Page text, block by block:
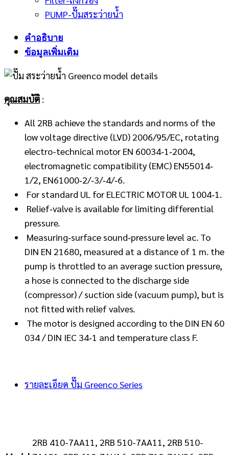
PUMP-ปั๊มสระว่ายน้ำ
คำอธิบาย
ข้อมูลเพิ่มเติม
คุณสมบัติ :
All 2RB achieve the standards and norms of the
low voltage directive (LVD) 2006/95/EC, rotating
electro-technical motor EN 60034‐1‐2004,
electromagnetic compatibility (EMC) EN55014‐
1/2, EN61000‐2/‐3/‐4/‐6.
For standard UL for ELECTRIC MOTOR UL 1004‐1.
Relief‐valve is available for limiting differential
pressure.
Measuring‐surface sound‐pressure level ac. To
DIN EN 21680, measured at a distance of 1 m. the
pump is throttled to an average suction pressure,
a hose is connected to the discharge side
(compressor) / suction side (vacuum pump), but is
not fitted with relief valves.
The motor is designed according to the DIN EN 60
034 / DIN IEC 34‐1 and temperature class F.
รายละเอียด ปั๊ม Greenco Series
2RB 410-7AA11, 2RB 510-7AA11, 2RB 510-